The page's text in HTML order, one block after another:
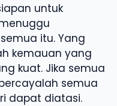
untuk
itu. Yang
kemauan yang
kuat. Jika semua
semua
dapat diatasi.